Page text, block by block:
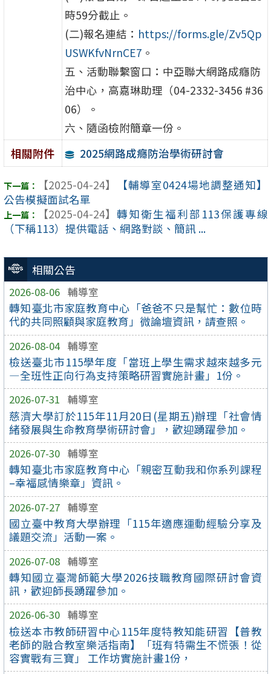
相關公告
2026-08-06 輔導室
轉知臺北市家庭教育中心「爸爸不只是幫忙：數位時
代的共同照顧與家庭教育」微論壇資訊，請查照。
2026-08-04 輔導室
檢送臺北市115學年度「當班上學生需求越來越多元
—全班性正向行為支持策略研習實施計畫」1份。
2026-07-31 輔導室
慈濟大學訂於115年11月20日(星期五)辦理「社會情
緒發展與生命教育學術研討會」，歡迎踴躍參加。
2026-07-30 輔導室
轉知臺北市家庭教育中心「親密互動我和你系列課程
–幸福感情樂章」資訊。
2026-07-27 輔導室
國立臺中教育大學辦理「115年適應運動經驗分享及
議題交流」活動一案。
2026-07-08 輔導室
轉知國立臺灣師範大學2026技職教育國際研討會資
訊，歡迎師長踴躍參加。
2026-06-30 輔導室
檢送本市教師研習中心115年度特教知能研習【普教
老師的融合教室樂活指南】「班有特需生不慌張！從
容實戰有三寶」 工作坊實施計畫1份，
時59分截止。
(二)報名連結： https://forms.gle/Zv5Qp
USWKfvNrnCE7 。
五、活動聯繫窗口：中亞聯大網路成癮防
治中心，高嘉琳助理（04-2332-3456 #36
06）。
六、隨函檢附簡章一份。
相關附件
2025網路成癮防治學術研討會
【2025-04-24】
【輔導室0424場地調整通知】
公告模擬面試名單
【2025-04-24】 轉知衛生福利部113保護專線
（下稱113）提供電話、網路對談、簡訊 ...